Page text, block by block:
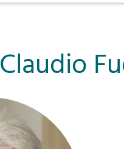
Claudio